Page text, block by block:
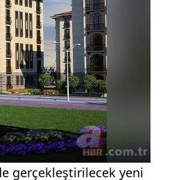
gerçekleştirilecek yeni